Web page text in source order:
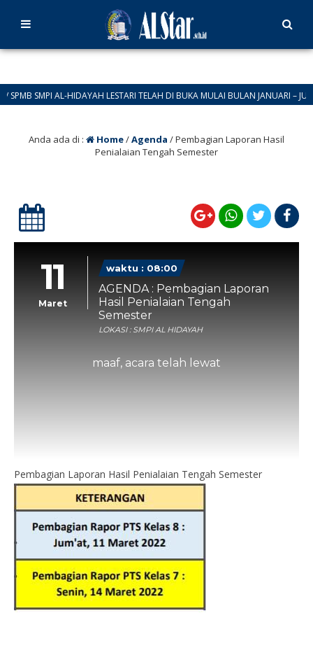
SMPI AL-HIDAYAH LESTARI TELAH DI BUKA MULAI BULAN JANUARI – JUNI
TAHUN BARU 2026
Anda ada di : Home/Agenda /Pembagian Laporan Hasil
Penialaian Tengah Semester
11
Maret
waktu : 08:00
AGENDA : Pembagian Laporan
Hasil Penialaian Tengah
Semester
LOKASI : SMPI AL HIDAYAH
maaf, acara telah lewat
Pembagian Laporan Hasil Penialaian Tengah Semester